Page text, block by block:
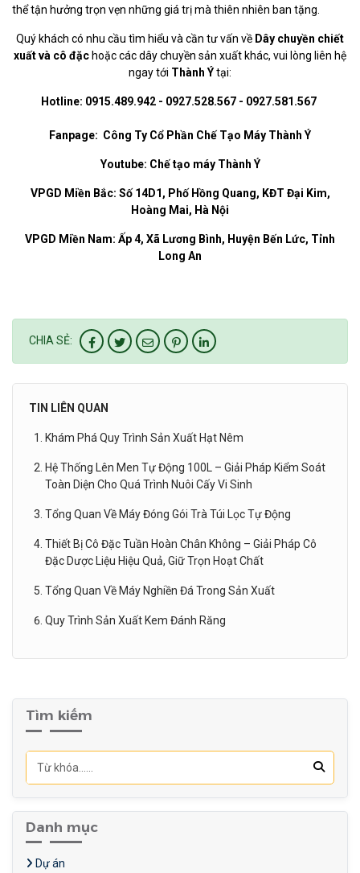
thể tận hưởng trọn vẹn những giá trị mà thiên nhiên ban tặng.
Quý khách có nhu cầu tìm hiểu và cần tư vấn về Dây chuyền chiết
xuất và cô đặc hoặc các dây chuyền sản xuất khác, vui lòng liên hệ
ngay tới Thành Ýtại:
Hotline: 0915.489.942 - 0927.528.567 - 0927.581.567
Fanpage: Công Ty Cổ Phần Chế Tạo Máy Thành Ý
Youtube: Chế tạo máy Thành Ý
VPGD Miền Bắc: Số 14D1, Phố Hồng Quang, KĐT Đại Kim,
Hoàng Mai, Hà Nội
VPGD Miền Nam: Ấp 4, Xã Lương Bình, Huyện Bến Lức, Tỉnh
Long An
CHIA SẺ:
TIN LIÊN QUAN
Khám Phá Quy Trình Sản Xuất Hạt Nêm
Hệ Thống Lên Men Tự Động 100L – Giải Pháp Kiểm Soát
Toàn Diện Cho Quá Trình Nuôi Cấy Vi Sinh
Tổng Quan Về Máy Đóng Gói Trà Túi Lọc Tự Động
Thiết Bị Cô Đặc Tuần Hoàn Chân Không – Giải Pháp Cô
Đặc Dược Liệu Hiệu Quả, Giữ Trọn Hoạt Chất
Tổng Quan Về Máy Nghiền Đá Trong Sản Xuất
Quy Trình Sản Xuất Kem Đánh Răng
Tìm kiếm
Danh mục
Dự án